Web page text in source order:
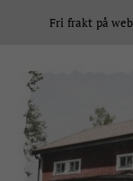
Fri frakt på